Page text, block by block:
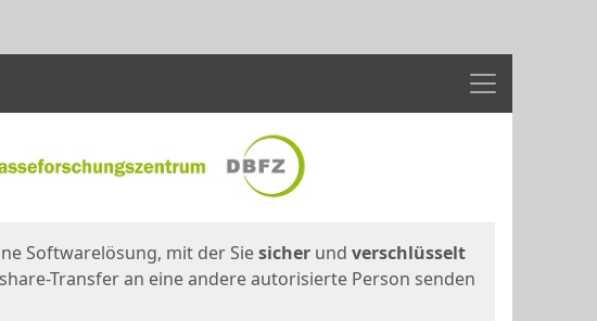
Menü
Softwarelösung, mit der Siesicher und verschlüsselt
Transfer an eine andere autorisierte Person senden